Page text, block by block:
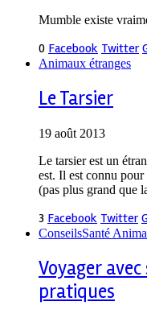
Mumble existe
0 Facebook Twitter
Animaux étranges
Le Tarsier
19 août 2013
Le tarsier est un
est. Il est connu
(pas plus grand que
3 Facebook Twitter
ConseilsSanté
Voyager
pratiques